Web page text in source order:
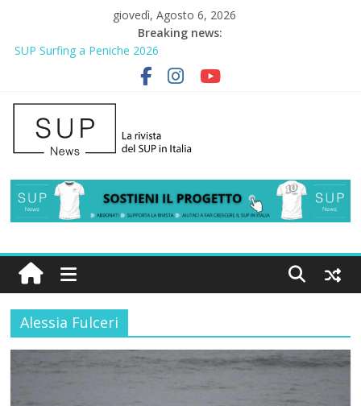
giovedì, Agosto 6, 2026
Breaking news:
SUP Surfing a Peniche 2026
AirSUP a Gallico: prima storica gara per Reggio Calabria
Gallico Paddle Fest 2026: sul lungomare di Gallico torna la festa
del SUP
Porto Selvaggio, a lezione di soccorso con la giornata della
prevenzione
2° Urban Sup Trophy: la regata solidale per lo IOR
Alessia Fulceri